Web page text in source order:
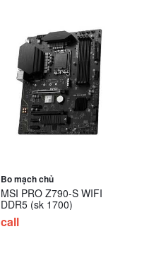
Bo mạch chủ
MSI PRO Z790-S WIFI
DDR5 (sk 1700)
call